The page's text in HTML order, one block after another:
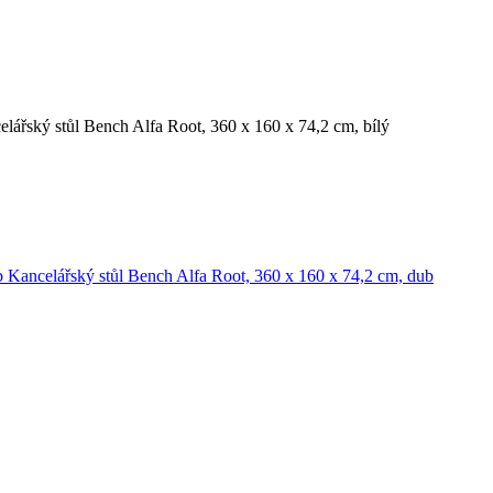
stůl Bench Alfa Root, 360 x 160 x 74,2 cm, bílý
Kancelářský stůl Bench Alfa Root, 360 x 160 x 74,2 cm, dub